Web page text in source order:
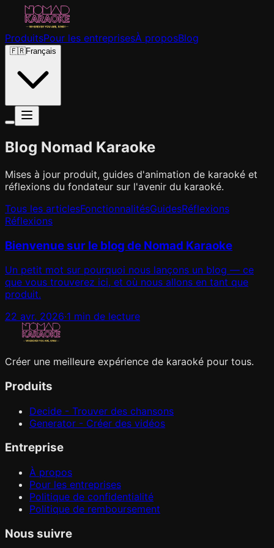
ProduitsPour les entreprisesÀ proposBlog
🇫🇷Français
Blog Nomad Karaoke
Mises à jour produit, guides d'animation de karaoké et
réflexions du fondateur sur l'avenir du karaoké.
Tous les articlesFonctionnalitésGuidesRéflexions
Réflexions
Bienvenue sur le blog de Nomad Karaoke
Un petit mot sur pourquoi nous lançons un blog — ce
que vous trouverez ici, et où nous allons en tant que
produit.
22 avr. 2026·1 min de lecture
Créer une meilleure expérience de karaoké pour tous.
Produits
Decide - Trouver des chansons
Generator - Créer des vidéos
Entreprise
À propos
Pour les entreprises
Politique de confidentialité
Politique de remboursement
Nous suivre